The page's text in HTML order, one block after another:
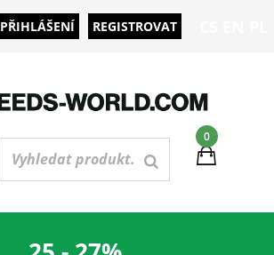
PŘIHLÁŠENÍ REGISTROVAT
0